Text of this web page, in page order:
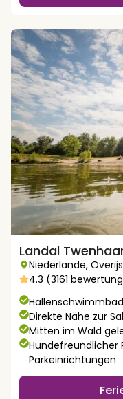
Landal
Niederlande,
4.3 (3161
Hallenschwimmbad
Direkte Nähe zur
Mitten im Wald
Hundefreundlicher
Parkeinrichtungen